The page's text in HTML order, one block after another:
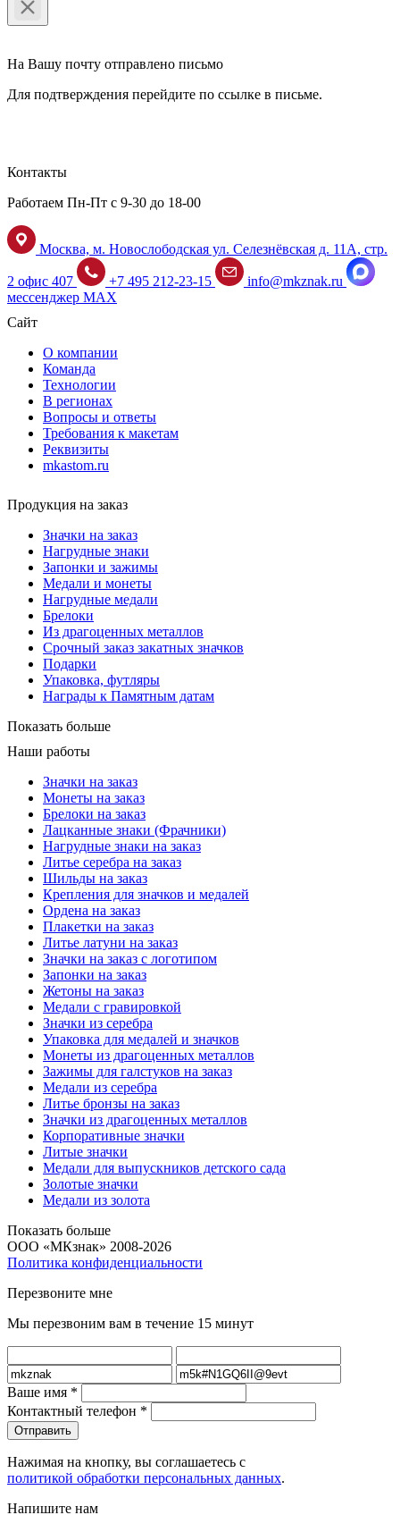
На Вашу почту отправлено письмо
Для подтверждения перейдите по ссылке в письме.
Контакты
Работаем Пн-Пт с 9-30 до 18-00
Москва, м. Новослободская ул. Селезнёвская д. 11А, стр.
2 офис 407 +7 495 212-23-15
info@mkznak.ru
мессенджер MAX
Сайт
О компании
Команда
Технологии
В регионах
Вопросы и ответы
Требования к макетам
Реквизиты
mkastom.ru
Продукция на заказ
Значки на заказ
Нагрудные знаки
Запонки и зажимы
Медали и монеты
Нагрудные медали
Брелоки
Из драгоценных металлов
Срочный заказ закатных значков
Подарки
Упаковка, футляры
Награды к Памятным датам
Показать больше
Наши работы
Значки на заказ
Монеты на заказ
Брелоки на заказ
Лацканные знаки (Фрачники)
Нагрудные знаки на заказ
Литье серебра на заказ
Шильды на заказ
Крепления для значков и медалей
Ордена на заказ
Плакетки на заказ
Литье латуни на заказ
Значки на заказ с логотипом
Запонки на заказ
Жетоны на заказ
Медали с гравировкой
Значки из серебра
Упаковка для медалей и значков
Монеты из драгоценных металлов
Зажимы для галстуков на заказ
Медали из серебра
Литье бронзы на заказ
Значки из драгоценных металлов
Корпоративные значки
Литые значки
Медали для выпускников детского сада
Золотые значки
Медали из золота
Показать больше
ООО «МКзнак» 2008-2026
Политика конфиденциальности
Перезвоните мне
Мы перезвоним вам в течение 15 минут
Ваше имя *
Контактный телефон *
Нажимая на кнопку, вы соглашаетесь с
политикой обработки персональных данных.
Напишите нам